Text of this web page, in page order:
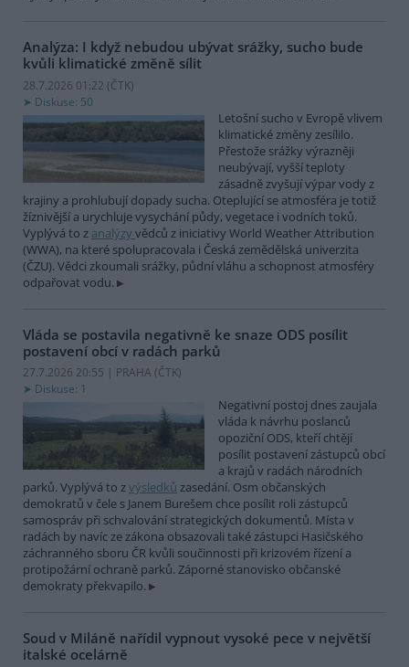
Analýza: I když nebudou ubývat srážky, sucho bude
kvůli klimatické změně sílit
28.7.2026 01:22 (ČTK)
Diskuse: 50
Letošní sucho v Evropě vlivem
klimatické změny zesílilo.
Přestože srážky výrazněji
neubývají, vyšší teploty
zásadně zvyšují výpar vody z
krajiny a prohlubují dopady sucha. Oteplující se atmosféra je totiž
žíznivější a urychluje vysychání půdy, vegetace i vodních toků.
Vyplývá to z analýzy vědců z iniciativy World Weather Attribution
(WWA), na které spolupracovala i Česká zemědělská univerzita
(ČZU). Vědci zkoumali srážky, půdní vláhu a schopnost atmosféry
odpařovat vodu.
Vláda se postavila negativně ke snaze ODS posílit
postavení obcí v radách parků
27.7.2026 20:55 | PRAHA (ČTK)
Diskuse: 1
Negativní postoj dnes zaujala
vláda k návrhu poslanců
opoziční ODS, kteří chtějí
posílit postavení zástupců obcí
a krajů v radách národních
parků. Vyplývá to zvýsledků zasedání. Osm občanských
demokratů v čele s Janem Burešem chce posílit roli zástupců
samospráv při schvalování strategických dokumentů. Místa v
radách by navíc ze zákona obsazovali také zástupci Hasičského
záchranného sboru ČR kvůli součinnosti při krizovém řízení a
protipožární ochraně parků. Záporné stanovisko občanské
demokraty překvapilo.
Soud v Miláně nařídil vypnout vysoké pece v největší
italské ocelárně